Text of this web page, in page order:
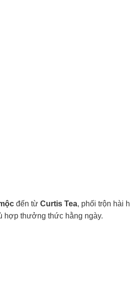
đến từ Curtis Tea, phối trộn hài
hợp thưởng thức hằng ngày.